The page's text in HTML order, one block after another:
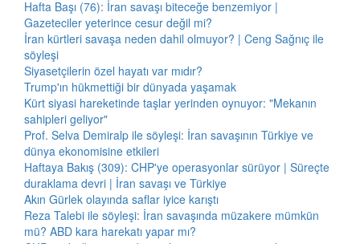
Hafta Başı (76): İran savaşı biteceğe benzemiyor |
Gazeteciler yeterince cesur değil mi?
İran kürtleri savaşa neden dahil olmuyor? | Ceng Sağnıç ile
söyleşi
Siyasetçilerin özel hayatı var mıdır?
Trump'ın hükmettiği bir dünyada yaşamak
Kürt siyasi hareketinde taşlar yerinden oynuyor: "Mekanın
sahipleri geliyor"
Prof. Selva Demiralp ile söyleşi: İran savaşının Türkiye ve
dünya ekonomisine etkileri
Haftaya Bakış (309): CHP'ye operasyonlar sürüyor | Süreçte
duraklama devri | İran savaşı ve Türkiye
Akın Gürlek olayında saflar iyice karıştı
Reza Talebi ile söyleşi: İran savaşında müzakere mümkün
mü? ABD kara harekatı yapar mı?